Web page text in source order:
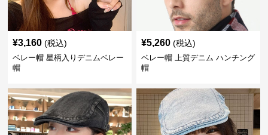
¥3,160 (税込)
ベレー帽 星柄入りデニムベレー
帽
¥5,260 (税込)
ベレー帽 上質デニム ハンチング
帽